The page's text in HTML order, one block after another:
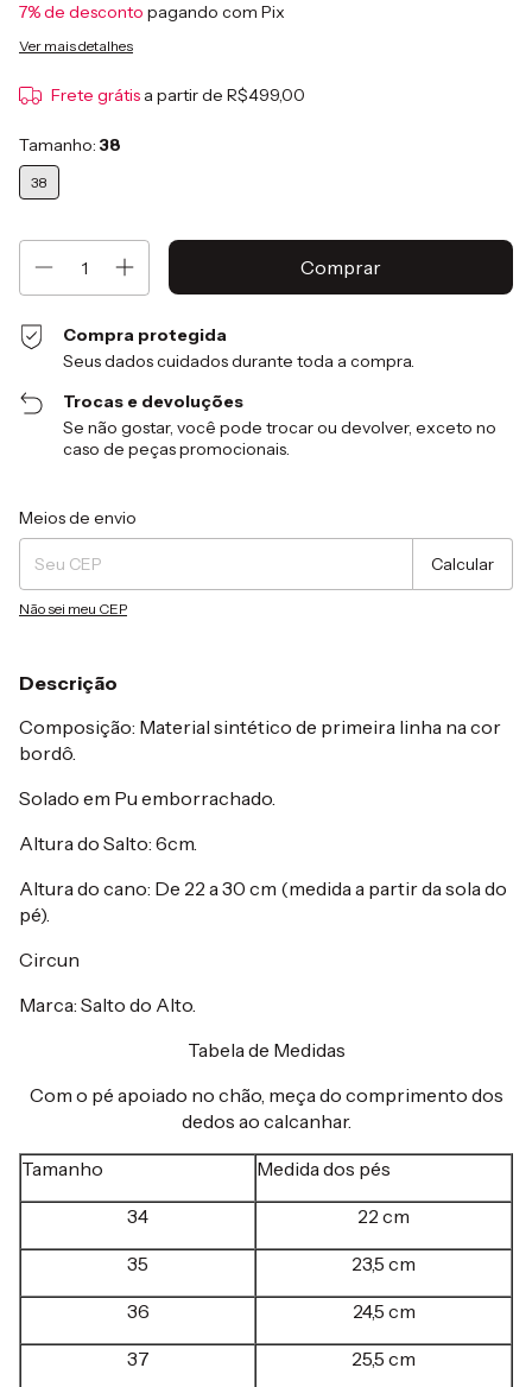
7% de desconto pagando com Pix
Ver mais detalhes
Frete grátis a partir de R$499,00
Tamanho: 38
38
Compra protegida
Seus dados cuidados durante toda a compra.
Trocas e devoluções
Se não gostar, você pode trocar ou devolver, exceto no
caso de peças promocionais.
Entregas para o CEP:
Meios de envio
Calcular
Não sei meu CEP
Descrição
Composição: Material sintético de primeira linha na cor
bordô.
Solado em Pu emborrachado.
Altura do Salto: 6cm.
Altura do cano: De 22 a 30 cm (medida a partir da sola do
pé).
Circun
Marca: Salto do Alto.
Tabela de Medidas
Com o pé apoiado no chão, meça do comprimento dos
dedos ao calcanhar.
Tamanho
Medida dos pés
34
22 cm
35
23,5 cm
36
24,5 cm
37
25,5 cm